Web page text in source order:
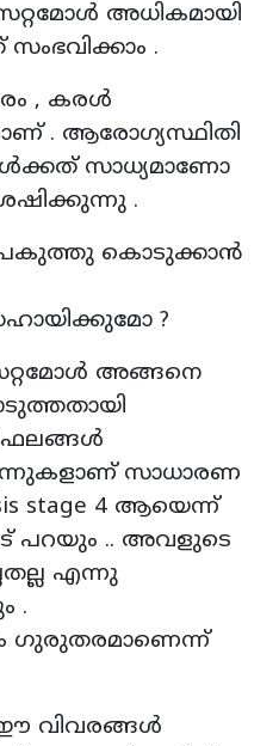
അധികമായി
.
, കരൾ
. ആരോഗ്യസ്ഥിതി
സാധ്യമാണോ
.
പകുത്തു കൊടുക്കാൻ
?
അങ്ങനെ
സാധാരണ
stage 4 ആയെന്ന്
പറയും .. അവളുടെ
എന്നു
.
ഗുരുതരമാണെന്ന്
ഈ വിവരങ്ങൾ